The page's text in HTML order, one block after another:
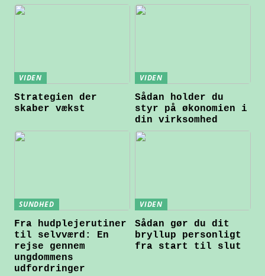
VIDEN
Strategien der
skaber vækst
VIDEN
Sådan holder du
styr på økonomien i
din virksomhed
SUNDHED
Fra hudplejerutiner
til selvværd: En
rejse gennem
ungdommens
udfordringer
VIDEN
Sådan gør du dit
bryllup personligt
fra start til slut